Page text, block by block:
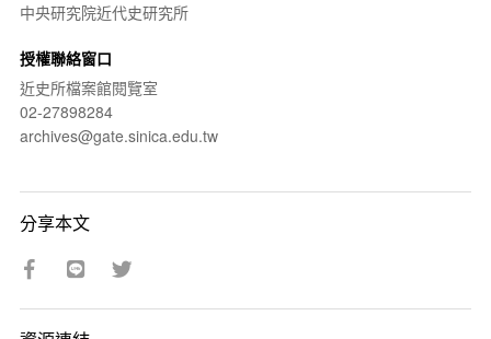
中央研究院近代史研究所
授權聯絡窗口
近史所檔案館閱覽室
02-27898284
archives@gate.sinica.edu.tw
分享本文